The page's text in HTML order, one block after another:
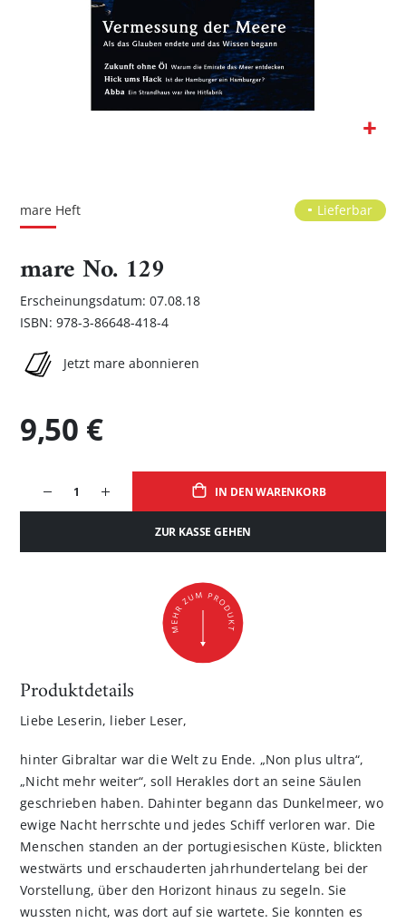
Bildgalerie
mare Heft Lieferbar
mare No. 129
Erscheinungsdatum: 07.08.18
ISBN: 978-3-86648-418-4
Jetzt mare abonnieren
IN DEN WARENKORB
ZUR KASSE GEHEN
9,50 €
Produktdetails
Liebe Leserin, lieber Leser,
hinter Gibraltar war die Welt zu Ende. „Non plus ultra“,
„Nicht mehr weiter“, soll Herakles dort an seine Säulen
geschrieben haben. Dahinter begann das Dunkelmeer, wo
ewige Nacht herrschte und jedes Schiff verloren war. Die
Menschen standen an der portugiesischen Küste, blickten
westwärts und erschauderten jahrhundertelang bei der
Vorstellung, über den Horizont hinaus zu segeln. Sie
wussten nicht, was dort auf sie wartete. Sie konnten es